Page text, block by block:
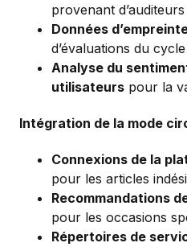
provenant
Données
d’évaluations du
Analyse du
utilisateurs pour la
Intégration de la mode
Connexions de la
pour les articles
Recommandations
pour les occasions
Répertoires de